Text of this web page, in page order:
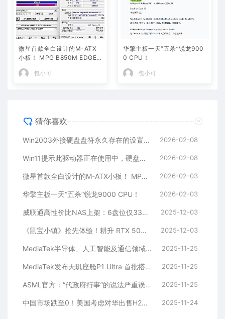
微星首款全白设计的M-ATX
小板！ MPG B850M EDGE
包小可
华擎主板一天“五杀”锐龙900
0 CPU！
包小可
猜你喜欢
Win2003外接硬盘盘符永久存在的设置方法 2026-02-08
Win11提示此驱动器正在使用中，硬盘无法格式化怎么？ 2026-02-08
微星首款全白设计的M-ATX小板！ MPG B850M EDGE TIMAX WIF刀锋 钛评测 2026-02-03
华擎主板一天“五杀”锐龙9000 CPU！ 2026-02-03
威联通高性价比NAS上架：6盘位仅3300多元 2025-12-03
《鼠宝小镇》抢先体验！耕升 RTX 5060 追风 OC搭建鼠鼠乌托邦！ 2025-12-03
MediaTek半导体、人工智能及通信领域论文入选全球前沿学术会议副董事长暨执行长蔡力行受邀在ISSCC 2026进行 2025-11-25
MediaTek发布天玑座舱P1 Ultra 首批搭载该芯片车型即将上市 2025-11-25
ASML官方：“代政府行事”的说法严重误导！ 2025-11-25
中国市场跌至0！美国考虑对华出售H200 性能2倍于H20：英伟达回应 2025-11-24